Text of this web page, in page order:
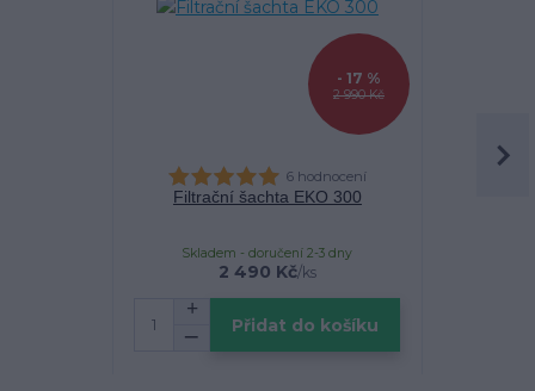
2 990 Kč
- 17 %
6 hodnocení
Filtrační šachta EKO 300
2 490 Kč/ks
Skladem - doručení 2-3 dny
Přidat do košíku